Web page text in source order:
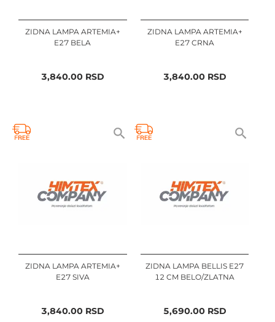
ZIDNA LAMPA ARTEMIA+
E27 BELA
3,840.00RSD
ZIDNA LAMPA ARTEMIA+
E27 CRNA
3,840.00RSD
ZIDNA LAMPA ARTEMIA+
E27 SIVA
3,840.00RSD
ZIDNA LAMPA BELLIS E27
12 CM BELO/ZLATNA
5,690.00RSD